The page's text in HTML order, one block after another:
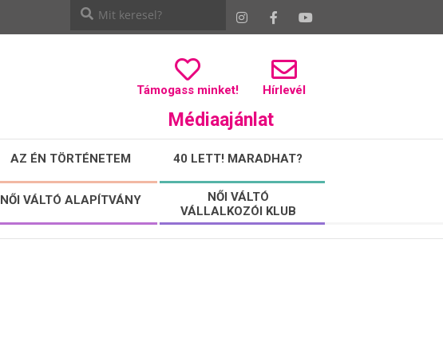
Támogass minket! Hírlevél
Médiaajánlat
AZ ÉN TÖRTÉNETEM 40 LETT! MARADHAT?
NŐI VÁLTÓ ALAPÍTVÁNY
NŐI VÁLTÓ
VÁLLALKOZÓI KLUB